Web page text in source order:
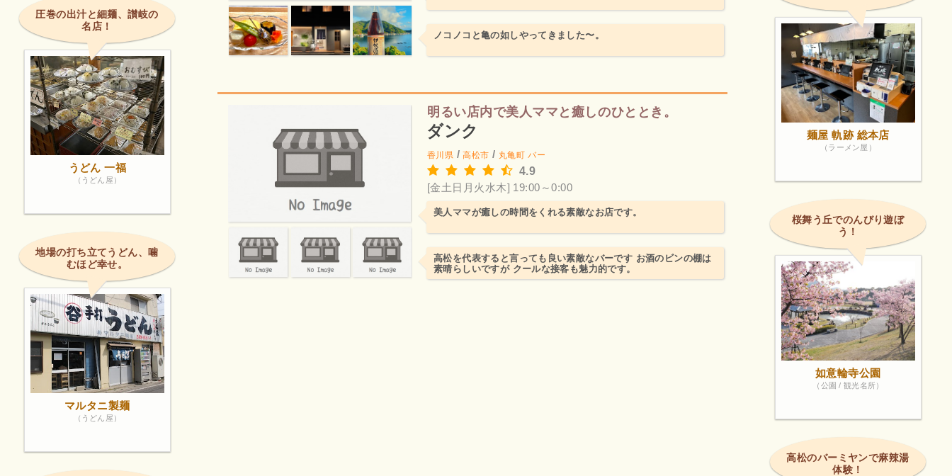
ノコノコと亀の如しやってきました〜。
明るい店内で美人ママと癒しのひととき。
ダンク
香川県 /高松市 / 丸亀町 バー
4.9
[金土日月火水木] 19:00～0:00
美人ママが癒しの時間をくれる素敵なお店です。
高松を代表すると言っても良い素敵なバーです お酒のビンの棚は
素晴らしいですが クールな接客も魅力的です。
圧巻の出汁と細麺、讃岐の
名店！
うどん 一福
（うどん屋）
地場の打ち立てうどん、噛
むほど幸せ。
マルタニ製麺
（うどん屋）
麺屋 軌跡 総本店
（ラーメン屋）
桜舞う丘でのんびり遊ぼ
う！
如意輪寺公園
（公園 / 観光名所）
高松のバーミヤンで麻辣湯
体験！